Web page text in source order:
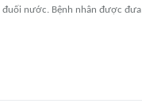
đuối nước. Bệnh nhân được đưa